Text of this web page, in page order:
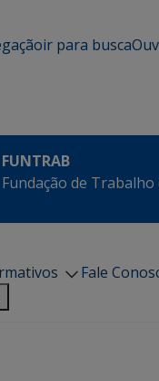
ir para busca
FUNTRAB
Fundação de
Fale